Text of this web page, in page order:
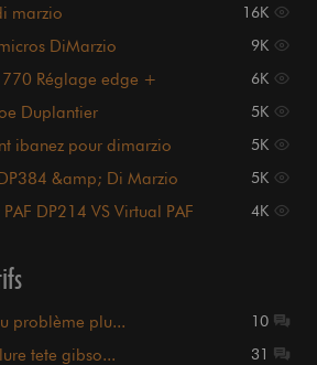
marzio 16K
DiMarzio 9K
Réglage edge +
6K
Duplantier 5K
ibanez pour dimarzio 5K
&amp; Di Marzio
5K
DP214 VS Virtual PAF
4K
problème plu... 10
tete gibso... 31